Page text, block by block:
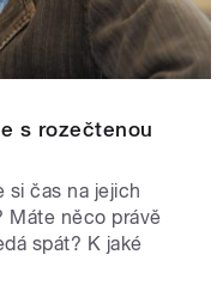
s rozečtenou
si čas na jejich
Máte něco právě
spát? K jaké